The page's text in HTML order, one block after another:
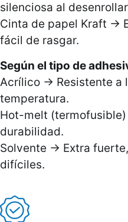
silenciosa al
Cinta de papel Kraft →
fácil de rasgar.
Según el tipo de
Acrílico → Resistente a
temperatura.
Hot-melt
durabilidad.
Solvente → Extra
difíciles.